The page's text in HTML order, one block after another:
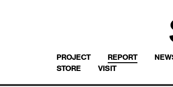
PROJECT REPORT
STORE
VISIT